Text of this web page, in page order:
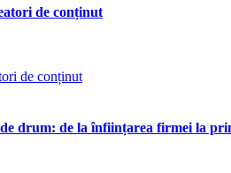
de conținut
drum: de la înființarea firmei la